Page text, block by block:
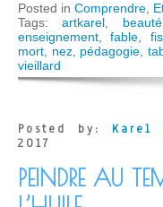
Posted in Comprendre,
Tags:artkarel, beauté
enseignement,fable,
mort, nez, pédagogie,
vieillard
Posted by: Karel
2017
PEINDRE AU